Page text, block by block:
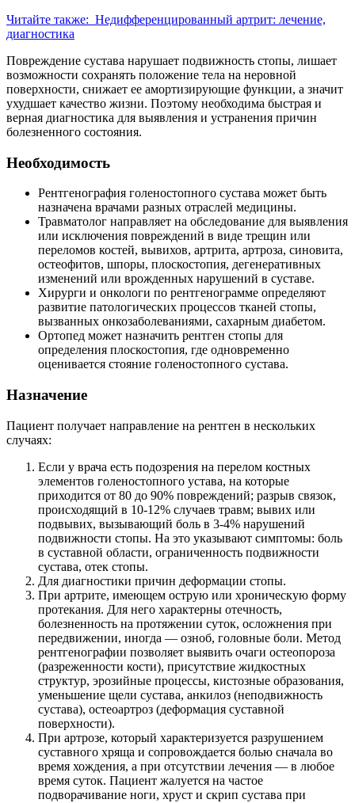
Читайте также: Недифференцированный артрит: лечение,
диагностика
Повреждение сустава нарушает подвижность стопы, лишает
возможности сохранять положение тела на неровной
поверхности, снижает ее амортизирующие функции, а значит
ухудшает качество жизни. Поэтому необходима быстрая и
верная диагностика для выявления и устранения причин
болезненного состояния.
Необходимость
Рентгенография голеностопного сустава может быть
назначена врачами разных отраслей медицины.
Травматолог направляет на обследование для выявления
или исключения повреждений в виде трещин или
переломов костей, вывихов, артрита, артроза, синовита,
остеофитов, шпоры, плоскостопия, дегенеративных
изменений или врожденных нарушений в суставе.
Хирурги и онкологи по рентгенограмме определяют
развитие патологических процессов тканей стопы,
вызванных онкозаболеваниями, сахарным диабетом.
Ортопед может назначить рентген стопы для
определения плоскостопия, где одновременно
оценивается стояние голеностопного сустава.
Назначение
Пациент получает направление на рентген в нескольких
случаях:
Если у врача есть подозрения на перелом костных
элементов голеностопного устава, на которые
приходится от 80 до 90% повреждений; разрыв связок,
происходящий в 10-12% случаев травм; вывих или
подвывих, вызывающий боль в 3-4% нарушений
подвижности стопы. На это указывают симптомы: боль
в суставной области, ограниченность подвижности
сустава, отек стопы.
Для диагностики причин деформации стопы.
При артрите, имеющем острую или хроническую форму
протекания. Для него характерны отечность,
болезненность на протяжении суток, осложнения при
передвижении, иногда — озноб, головные боли. Метод
рентгенографии позволяет выявить очаги остеопороза
(разреженности кости), присутствие жидкостных
структур, эрозийные процессы, кистозные образования,
уменьшение щели сустава, анкилоз (неподвижность
сустава), остеоартроз (деформация суставной
поверхности).
При артрозе, который характеризуется разрушением
суставного хряща и сопровождается болью сначала во
время хождения, а при отсутствии лечения — в любое
время суток. Пациент жалуется на частое
подворачивание ноги, хруст и скрип сустава при